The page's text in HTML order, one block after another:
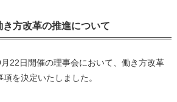
き方改革の推進について
22日開催の理事会において、働き方改革
を決定いたしました。